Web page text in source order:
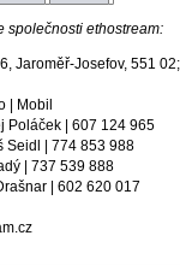
společnosti ethostream:
Jaroměř-Josefov, 551 02;
| Mobil
Poláček | 607 124 965
Seidl | 774 853 988
| 737 539 888
| 602 620 017